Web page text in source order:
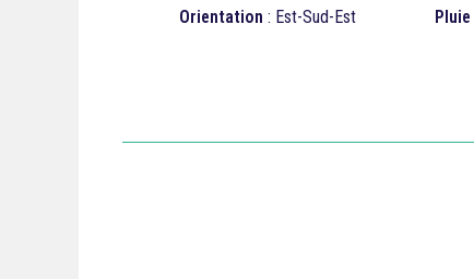
Orientation : Est-Sud-Est Pluie